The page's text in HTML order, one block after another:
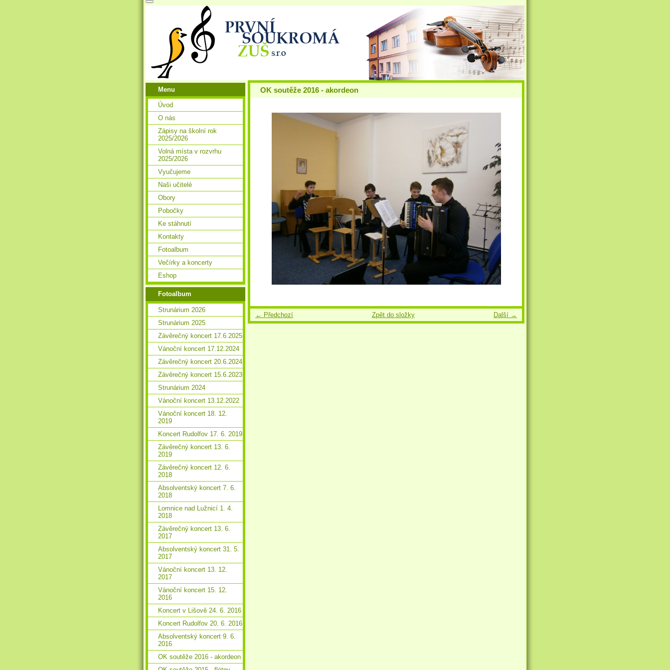
OK soutěže 2016 - akordeon
← Předchozí Další →
Zpět do složky
Menu
Úvod
O nás
Zápisy na školní rok
2025/2026
Volná místa v rozvrhu
2025/2026
Vyučujeme
Naši učitelé
Obory
Pobočky
Ke stáhnutí
Kontakty
Fotoalbum
Večírky a koncerty
Eshop
Fotoalbum
Strunárium 2026
Strunárium 2025
Závěrečný koncert 17.6.2025
Vánoční koncert 17.12.2024
Závěrečný koncert 20.6.2024
Závěrečný koncert 15.6.2023
Strunárium 2024
Vánoční koncert 13.12.2022
Vánoční koncert 18. 12.
2019
Koncert Rudolfov 17. 6. 2019
Závěrečný koncert 13. 6.
2019
Závěrečný koncert 12. 6.
2018
Absolventský koncert 7. 6.
2018
Lomnice nad Lužnicí 1. 4.
2018
Závěrečný koncert 13. 6.
2017
Absolventský koncert 31. 5.
2017
Vánoční koncert 13. 12.
2017
Vánoční koncert 15. 12.
2016
Koncert v Lišově 24. 6. 2016
Koncert Rudolfov 20. 6. 2016
Absolventský koncert 9. 6.
2016
OK soutěže 2016 - akordeon